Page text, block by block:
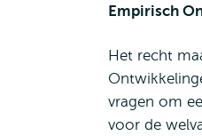
Empirisch
Het recht
vragen om
voor de